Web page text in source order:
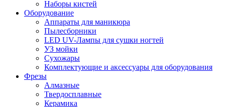
Наборы кистей
Оборудование
Аппараты для маникюра
Пылесборники
LED UV-Лампы для сушки ногтей
УЗ мойки
Сухожары
Комплектующие и аксессуары для оборудования
Фрезы
Алмазные
Твердосплавные
Керамика